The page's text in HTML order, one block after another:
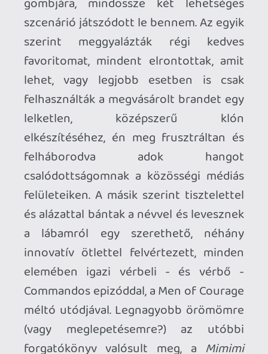
sajnos 25 év távlatából nem igazán
emlékszem a részletekre, valószínűleg nem
gyakoroltak rám akkora hatást, mint a
Commandos. A Shadow Tactics sok-sok
éve ott van már a Steam-accountomon
(azt hiszem egy magyar print gamer
magazin teljes játéka volt, míg az Aiko's
Choice az Epic Games Store ajándéka
tavaly), de éppen csak ránéztem, egy órám
van benne, annak ellenére, hogy tisztában
vagyok a jelentőségével. A Desperados III-
ból itt figyel a polcomon a PS4-es
Collector's Edition, mivel élek-halok a
westernért, de abban is alig van pár órám,
a medvecsapda most már nekem is
beugrott. Nagyon tetszett a játék, de
sajnos én ezeket képtelen vagyok
fél lábbal kellene futóversenyen részt
vennem...ugyanakkor régi cimborám tökre
elvan PS-en is velük és szerinte teljesen
szokható az irányítás.
Úgy érzem most annyira újra felfedeztem
magamnak a stílust a PC-vel egyetemben,
hogy mindet be fogom pótolni! Köszönöm
a Sumerian Six-et, nagyon bejött így
elsőre, a Desperados III után szerintem az
fog következni, de már ott figyel a
Steamemen a Partisans 1941 is, illetve a